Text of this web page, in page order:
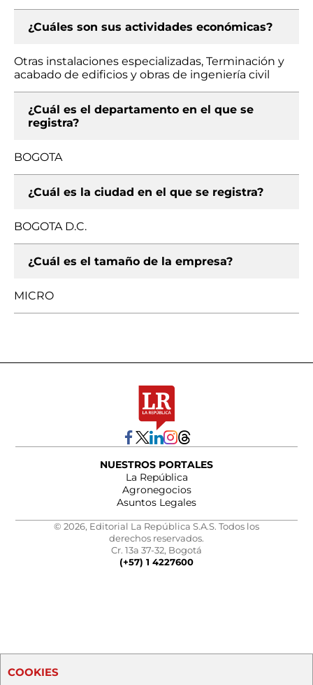
¿Cuáles son sus actividades económicas?
Otras instalaciones especializadas, Terminación y
acabado de edificios y obras de ingeniería civil
¿Cuál es el departamento en el que se
registra?
BOGOTA
¿Cuál es la ciudad en el que se registra?
BOGOTA D.C.
¿Cuál es el tamaño de la empresa?
MICRO
NUESTROS PORTALES
La República
Agronegocios
Asuntos Legales
© 2026, Editorial La República S.A.S. Todos los
derechos reservados.
Cr. 13a 37-32, Bogotá
(+57) 1 4227600
COOKIES